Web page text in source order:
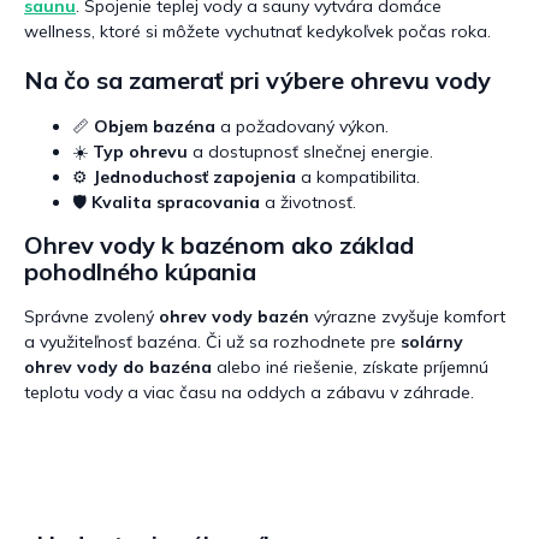
saunu. Spojenie teplej vody a sauny vytvára domáce
wellness, ktoré si môžete vychutnať kedykoľvek počas roka.
Na čo sa zamerať pri výbere ohrevu vody
📏 Objem bazéna a požadovaný výkon.
☀️ Typ ohrevu a dostupnosť slnečnej energie.
⚙️ Jednoduchosť zapojenia a kompatibilita.
🛡️ Kvalita spracovania a životnosť.
Ohrev vody k bazénom ako základ
pohodlného kúpania
Správne zvolený ohrev vody bazén výrazne zvyšuje komfort
a využiteľnosť bazéna. Či už sa rozhodnete pre solárny
ohrev vody do bazéna alebo iné riešenie, získate príjemnú
teplotu vody a viac času na oddych a zábavu v záhrade.